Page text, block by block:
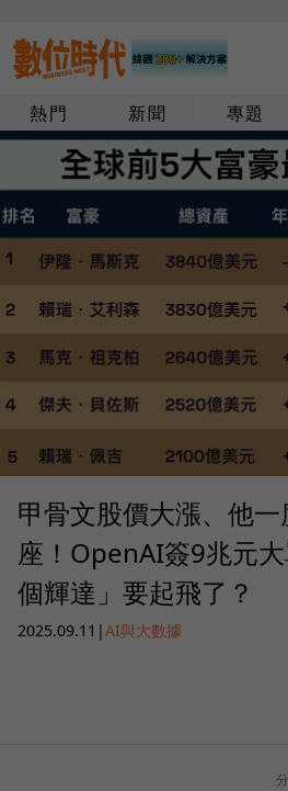
熱門 新聞 專題
甲骨文股價大漲、他
座！OpenAI簽9兆元
個輝達」要起飛了？
2025.09.11 |AI與大數據